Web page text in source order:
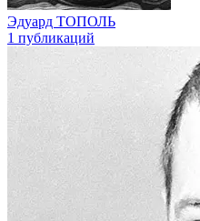
Эдуард ТОПОЛЬ
1 публикаций